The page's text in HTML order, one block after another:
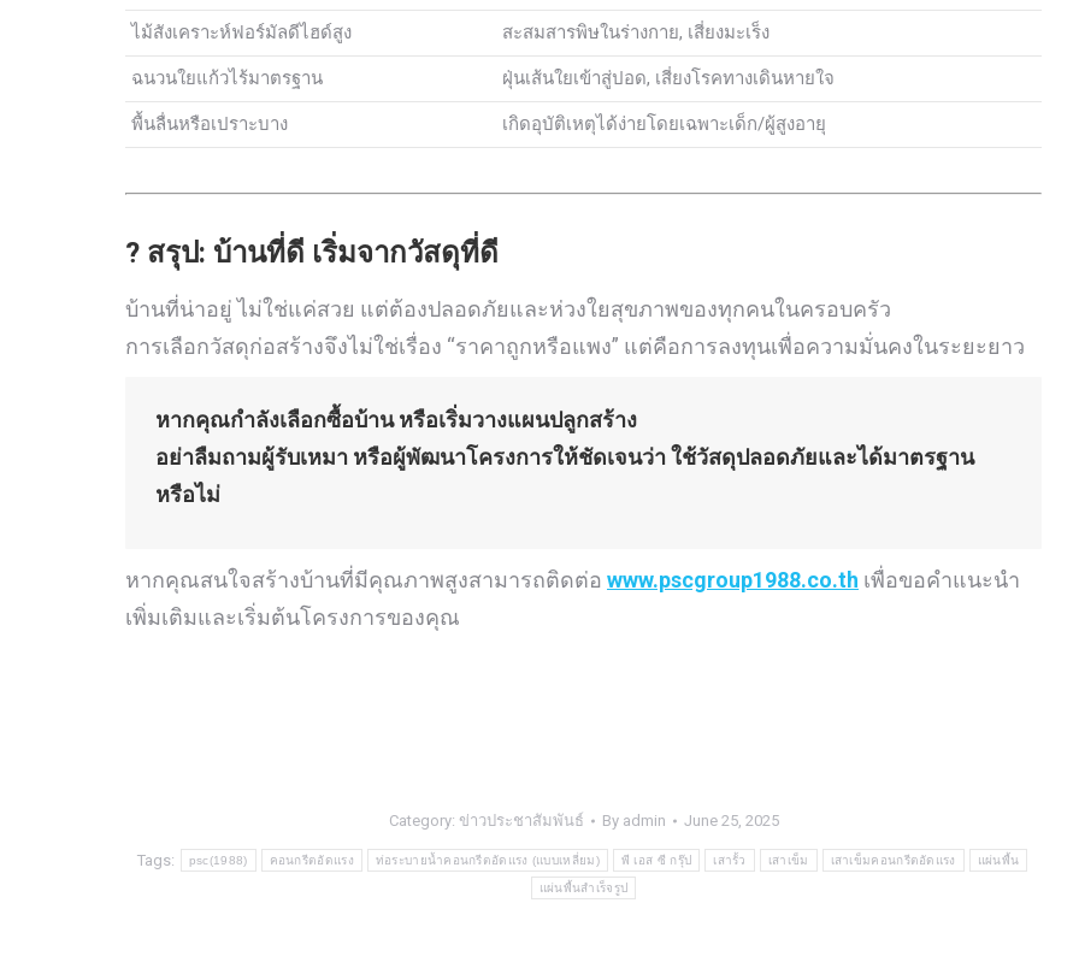
ไม้สังเคราะห์ฟอร์มัลดีไฮด์สูง สะสมสารพิษในร่างกาย, เสี่ยงมะเร็ง
ฉนวนใยแก้วไร้มาตรฐาน ฝุ่นเส้นใยเข้าสู่ปอด, เสี่ยงโรคทางเดินหายใจ
พื้นลื่นหรือเปราะบาง เกิดอุบัติเหตุได้ง่ายโดยเฉพาะเด็ก/ผู้สูงอายุ
?️ สรุป: บ้านที่ดี เริ่มจากวัสดุที่ดี
บ้านที่น่าอยู่ ไม่ใช่แค่สวย แต่ต้องปลอดภัยและห่วงใยสุขภาพของทุกคนในครอบครัว
การเลือกวัสดุก่อสร้างจึงไม่ใช่เรื่อง “ราคาถูกหรือแพง” แต่คือการลงทุนเพื่อความมั่นคงในระยะยาว
หากคุณกำลังเลือกซื้อบ้าน หรือเริ่มวางแผนปลูกสร้าง
อย่าลืมถามผู้รับเหมา หรือผู้พัฒนาโครงการให้ชัดเจนว่าใช้วัสดุปลอดภัยและได้มาตรฐาน
หรือไม่
หากคุณสนใจสร้างบ้านที่มีคุณภาพสูงสามารถติดต่อ www.pscgroup1988.co.th เพื่อขอคำแนะนำ
เพิ่มเติมและเริ่มต้นโครงการของคุณ
Category: ข่าวประชาสัมพันธ์ By admin June 25, 2025
Tags: psc(1988) คอนกรีตอัดแรง ท่อระบายน้ำคอนกรีตอัดแรง (แบบเหลี่ยม) พี เอส ซี กรุ๊ป เสารั้ว เสาเข็ม เสาเข็มคอนกรีตอัดแรง แผ่นพื้น
แผ่นพื้นสำเร็จรูป